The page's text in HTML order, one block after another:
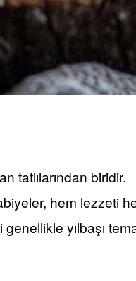
tatlılarından biridir.
hem lezzeti
yılbaşı